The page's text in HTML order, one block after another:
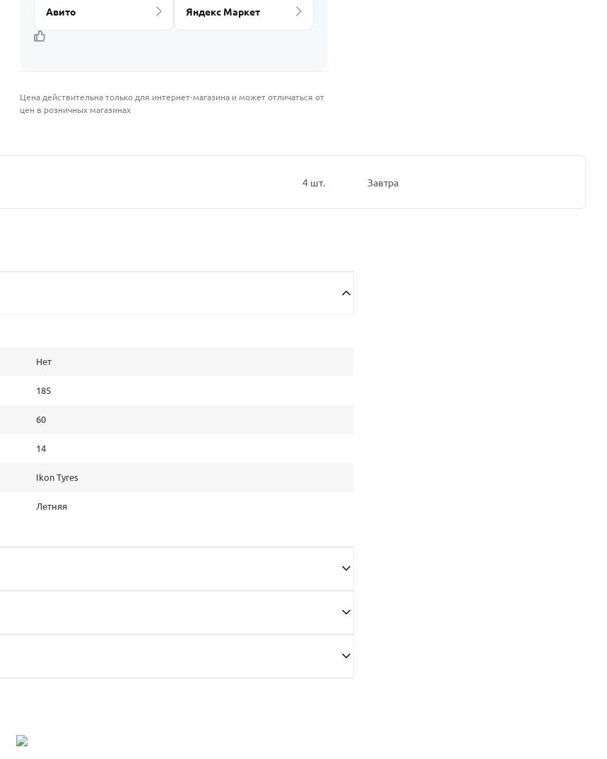
Авито Яндекс Маркет
Цена действительна только для интернет-магазина и может отличаться от
цен в розничных магазинах
4 шт. Завтра
Нет
185
60
14
Ikon Tyres
Летняя